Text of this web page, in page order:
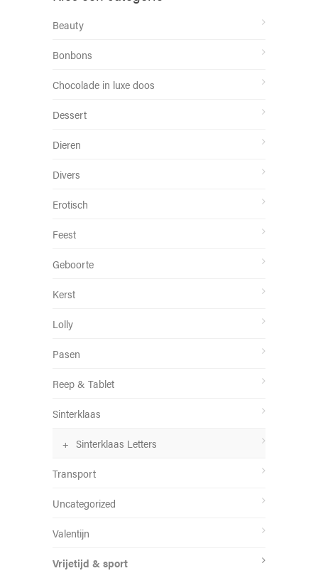
Beauty
Bonbons
Chocolade in luxe doos
Dessert
Dieren
Divers
Erotisch
Feest
Geboorte
Kerst
Lolly
Pasen
Reep & Tablet
Sinterklaas
Sinterklaas Letters
Transport
Uncategorized
Valentijn
Vrijetijd & sport